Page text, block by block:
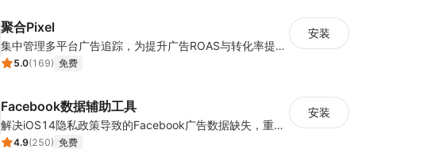
聚合Pixel
集中管理多平台广告追踪，为提升广告ROAS与转化率提供数据基础
5.0(169) 免费
安装
Facebook数据辅助工具
解决iOS14隐私政策导致的Facebook广告数据缺失，重建广告成效分析链路
4.9(250) 免费
安装